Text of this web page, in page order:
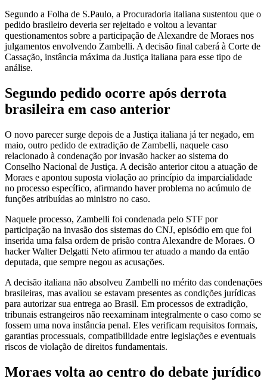
Segundo a Folha de S.Paulo, a Procuradoria italiana sustentou que o
pedido brasileiro deveria ser rejeitado e voltou a levantar
questionamentos sobre a participação de Alexandre de Moraes nos
julgamentos envolvendo Zambelli. A decisão final caberá à Corte de
Cassação, instância máxima da Justiça italiana para esse tipo de
análise.
Segundo pedido ocorre após derrota
brasileira em caso anterior
O novo parecer surge depois de a Justiça italiana já ter negado, em
maio, outro pedido de extradição de Zambelli, naquele caso
relacionado à condenação por invasão hacker ao sistema do
Conselho Nacional de Justiça. A decisão anterior citou a atuação de
Moraes e apontou suposta violação ao princípio da imparcialidade
no processo específico, afirmando haver problema no acúmulo de
funções atribuídas ao ministro no caso.
Naquele processo, Zambelli foi condenada pelo STF por
participação na invasão dos sistemas do CNJ, episódio em que foi
inserida uma falsa ordem de prisão contra Alexandre de Moraes. O
hacker Walter Delgatti Neto afirmou ter atuado a mando da então
deputada, que sempre negou as acusações.
A decisão italiana não absolveu Zambelli no mérito das condenações
brasileiras, mas avaliou se estavam presentes as condições jurídicas
para autorizar sua entrega ao Brasil. Em processos de extradição,
tribunais estrangeiros não reexaminam integralmente o caso como se
fossem uma nova instância penal. Eles verificam requisitos formais,
garantias processuais, compatibilidade entre legislações e eventuais
riscos de violação de direitos fundamentais.
Moraes volta ao centro do debate jurídico